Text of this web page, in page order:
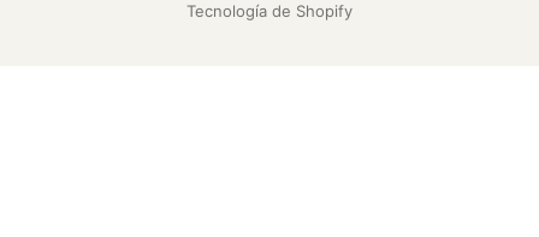
Tecnología de Shopify